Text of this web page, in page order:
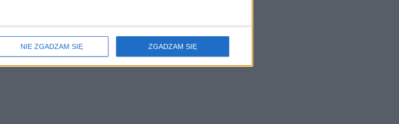
NIE ZGADZAM SIĘ ZGADZAM SIĘ